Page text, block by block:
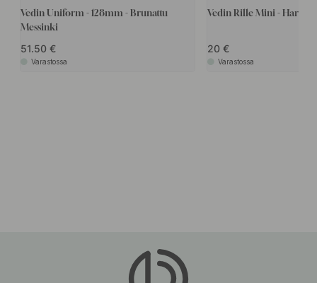
Vedin Uniform - 128mm - Brunattu
Messinki
51.50
Varastossa
Vedin Rille Mini -
20
Varastossa